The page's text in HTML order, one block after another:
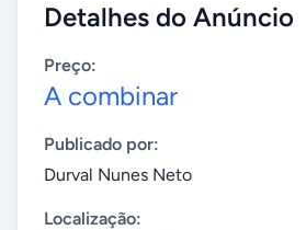
Detalhes do Anúncio
Preço:
A combinar
Publicado por:
Durval Nunes Neto
Localização: